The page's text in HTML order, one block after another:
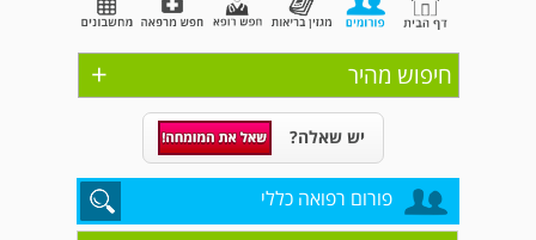
+ חיפוש מהיר
יש שאלה?
פורום רפואה כללי